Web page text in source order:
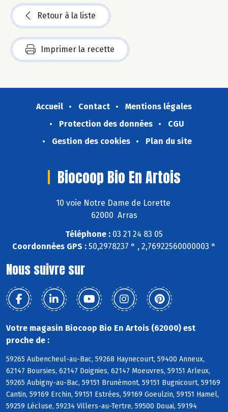
Retour à la liste
Imprimer la recette
Accueil Contact
Mentions légales
Protection des données
CGU
Gestion des cookies
Plan du site
Biocoop Bio En Artois
10 voie Notre Dame de Lorette
62000 Arras
Téléphone : 03 21 24 83 05
Coordonnées GPS : 50,2978237 ° , 2,76922560000003 °
Nous suivre sur
Votre magasin Biocoop Bio En Artois (62000) est
proche de :
59265 Aubencheul-au-Bac, 59268 Haynecourt, 59400 Anneux,
62147 Boursies, 62147 Doignies, 62147 Moeuvres, 59151 Arleux,
59265 Aubigny-au-Bac, 59151 Brunémont, 59151 Bugnicourt, 59169
Cantin, 59169 Erchin, 59151 Estrées, 59169 Goeulzin, 59151 Hamel,
59259 Lécluse, 59234 Villers-au-Tertre, 59500 Douai, 59194